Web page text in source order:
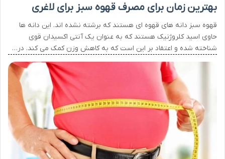
بهترین زمان برای مصرف قهوه سبز برای لاغری
قهوه سبز دانه های قهوه ای هستند که برشته نشده اند. این دانه ها
حاوی اسید کلروژنیک هستند که به عنوان یک آنتی اکسیدان قوی
شناخته شده و اعتقاد بر این است که به کاهش وزن کمک می کند. در…